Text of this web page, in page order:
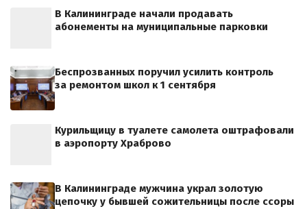
В Калининграде начали продавать
абонементы на муниципальные парковки
Беспрозванных поручил усилить контроль
за ремонтом школ к 1 сентября
Курильщицу в туалете самолета оштрафовали
в аэропорту Храброво
В Калининграде мужчина украл золотую
цепочку у бывшей сожительницы после ссоры